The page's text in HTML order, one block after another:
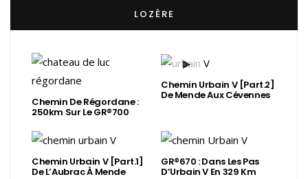
LOZÈRE
Chemin De Régordane :
250km Sur Le GR®700
Chemin Urbain V [Part.2]
De Mende Aux Cévennes
Chemin Urbain V [Part.1]
De L’Aubrac À Mende
GR®670 : Dans Les Pas
D’Urbain V En 329 Km